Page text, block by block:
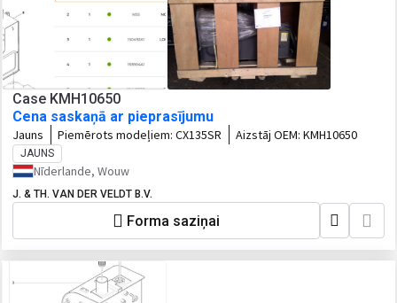
Case KMH10650
Cena saskaņā ar pieprasījumu
Jauns Piemērots modeļiem: CX135SR Aizstāj OEM: KMH10650
JAUNS
Nīderlande, Wouw
J. & TH. VAN DER VELDT B.V.
Forma saziņai